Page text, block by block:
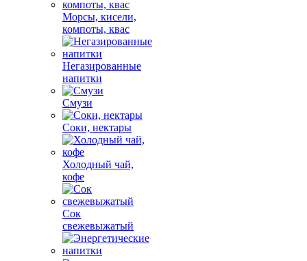
Морсы, кисели,
компоты, квас
Негазированные
напитки
Смузи
Соки, нектары
Холодный чай,
кофе
Сок
свежевыжатый